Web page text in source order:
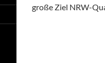
große Ziel NRW-